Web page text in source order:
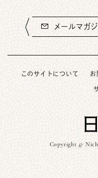
メールマガ
このサイトについて お
Copyright ©